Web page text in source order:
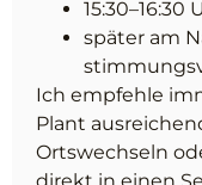
15:30–16:30
später am
Ich empfehle
Plant
Ortswechseln
direkt in einen